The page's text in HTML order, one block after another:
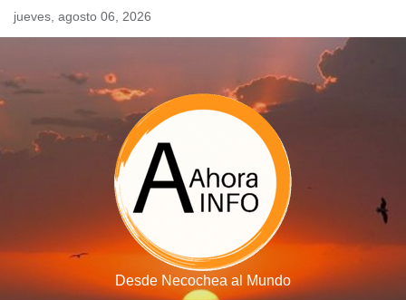
Skipjueves, agosto 06, 2026
Desde Necochea al Mundo